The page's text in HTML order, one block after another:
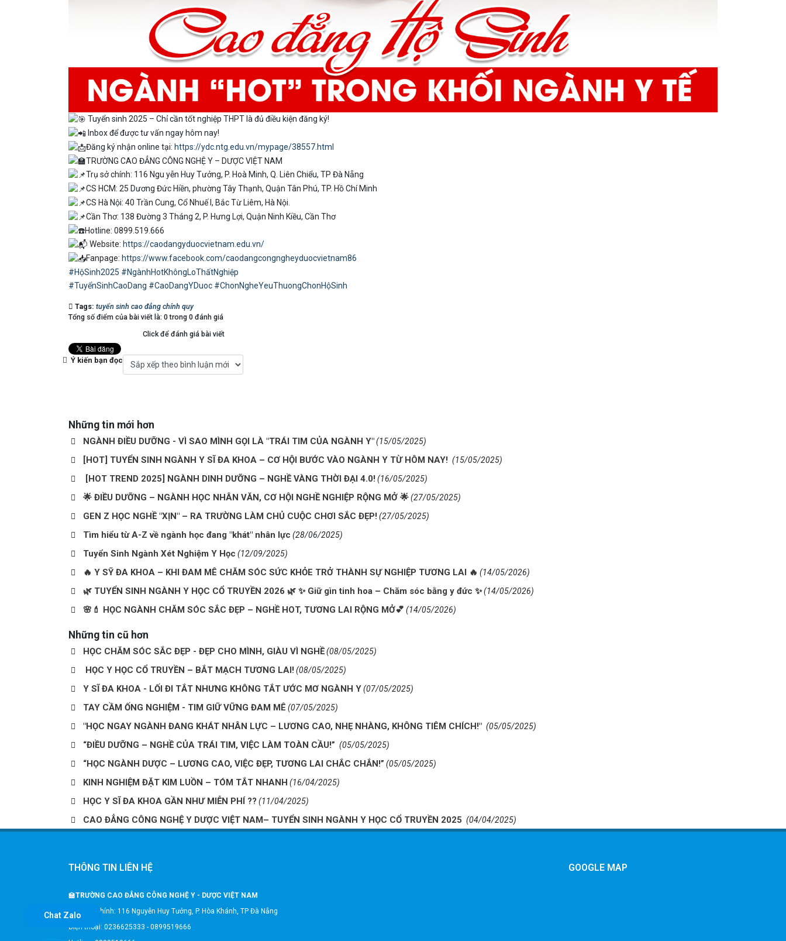
Tuyển sinh 2025 – Chỉ cần tốt nghiệp THPT là đủ điều kiện đăng ký!
Inbox để được tư vấn ngay hôm nay!
Đăng ký nhận online tại: https://ydc.ntg.edu.vn/mypage/38557.html
TRƯỜNG CAO ĐẲNG CÔNG NGHỆ Y – DƯỢC VIỆT NAM
Trụ sở chính: 116 Ngu yễn Huy Tưởng, P. Hoà Minh, Q. Liên Chiểu, TP Đà Nẵng
CS HCM: 25 Dương Đức Hiền, phường Tây Thạnh, Quận Tân Phú, TP. Hồ Chí Minh
CS Hà Nội: 40 Trần Cung, Cổ Nhuế I, Bắc Từ Liêm, Hà Nội.
Cần Thơ: 138 Đường 3 Tháng 2, P. Hưng Lợi, Quận Ninh Kiều, Cần Thơ
Hotline: 0899.519.666
Website: https://caodangyduocvietnam.edu.vn/
Fanpage: https://www.facebook.com/caodangcongngheyduocvietnam86
#HộSinh2025 #NgànhHotKhôngLoThấtNghiệp
#TuyểnSinhCaoDang #CaoDangYDuoc #ChonNgheYeuThuongChonHộSinh
Tags: tuyển sinh cao đẳng chính quy
Tổng số điểm của bài viết là: 0 trong 0 đánh giá
Click để đánh giá bài viết
Ý kiến bạn đọc
Những tin mới hơn
NGÀNH ĐIỀU DƯỠNG - VÌ SAO MÌNH GỌI LÀ "TRÁI TIM CỦA NGÀNH Y"(15/05/2025)
[HOT] TUYỂN SINH NGÀNH Y SĨ ĐA KHOA – CƠ HỘI BƯỚC VÀO NGÀNH Y TỪ HÔM NAY! (15/05/2025)
[HOT TREND 2025] NGÀNH DINH DƯỠNG – NGHỀ VÀNG THỜI ĐẠI 4.0! (16/05/2025)
🌟 ĐIỀU DƯỠNG – NGÀNH HỌC NHÂN VĂN, CƠ HỘI NGHỀ NGHIỆP RỘNG MỞ 🌟(27/05/2025)
GEN Z HỌC NGHỀ "XỊN" – RA TRƯỜNG LÀM CHỦ CUỘC CHƠI SẮC ĐẸP! (27/05/2025)
Tìm hiểu từ A-Z về ngành học đang "khát" nhân lực (28/06/2025)
Tuyển Sinh Ngành Xét Nghiệm Y Học (12/09/2025)
🔥 Y SỸ ĐA KHOA – KHI ĐAM MÊ CHĂM SÓC SỨC KHỎE TRỞ THÀNH SỰ NGHIỆP TƯƠNG LAI 🔥 (14/05/2026)
🌿 TUYỂN SINH NGÀNH Y HỌC CỔ TRUYỀN 2026 🌿 ✨ Giữ gìn tinh hoa – Chăm sóc bằng y đức ✨(14/05/2026)
🌸💄 HỌC NGÀNH CHĂM SÓC SẮC ĐẸP – NGHỀ HOT, TƯƠNG LAI RỘNG MỞ💕 (14/05/2026)
Những tin cũ hơn
HỌC CHĂM SÓC SẮC ĐẸP - ĐẸP CHO MÌNH, GIÀU VÌ NGHỀ(08/05/2025)
HỌC Y HỌC CỔ TRUYỀN – BẮT MẠCH TƯƠNG LAI! (08/05/2025)
Y SĨ ĐA KHOA - LỐI ĐI TẮT NHƯNG KHÔNG TẮT ƯỚC MƠ NGÀNH Y(07/05/2025)
TAY CẦM ỐNG NGHIỆM - TIM GIỮ VỮNG ĐAM MÊ (07/05/2025)
"HỌC NGAY NGÀNH ĐANG KHÁT NHÂN LỰC – LƯƠNG CAO, NHẸ NHÀNG, KHÔNG TIÊM CHÍCH!" (05/05/2025)
“ĐIỀU DƯỠNG – NGHỀ CỦA TRÁI TIM, VIỆC LÀM TOÀN CẦU!” (05/05/2025)
“HỌC NGÀNH DƯỢC – LƯƠNG CAO, VIỆC ĐẸP, TƯƠNG LAI CHẮC CHẮN!” (05/05/2025)
KINH NGHIỆM ĐẶT KIM LUỒN – TÓM TẮT NHANH (16/04/2025)
HỌC Y SĨ ĐA KHOA GẦN NHƯ MIỄN PHÍ ?? (11/04/2025)
CAO ĐẲNG CÔNG NGHỆ Y DƯỢC VIỆT NAM– TUYỂN SINH NGÀNH Y HỌC CỔ TRUYỀN 2025 (04/04/2025)
THÔNG TIN LIÊN HỆ
🏫TRƯỜNG CAO ĐẲNG CÔNG NGHỆ Y - DƯỢC VIỆT NAM
🎗️Trụ sở chính: 116 Nguyễn Huy Tưởng, P. Hòa Khánh, TP Đà Nẵng
Điện thoại: 0236625333 - 0899519666
GOOGLE MAP
Chat Zalo